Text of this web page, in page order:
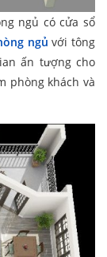
ngủ có cửa sổ
ngủ với tông
ấn tượng cho
phòng khách và